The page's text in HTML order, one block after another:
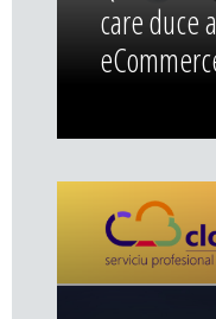
care duce